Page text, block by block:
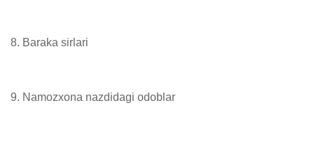
8. Baraka sirlari
9. Namozxona nazdidagi odoblar